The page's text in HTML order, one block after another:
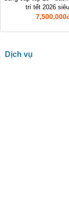
Xuất nhập
Dịch vụ tại nhà
trí tết 2026
Dịch vụ